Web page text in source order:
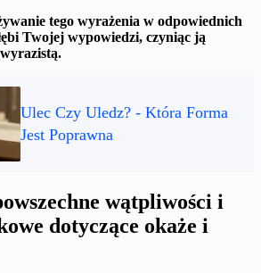
tego wyrażenia w odpowiednich
Twojej wypowiedzi, czyniąc ją
Ulec Czy Uledz? - Która Forma
Jest Poprawna
wątpliwości i
dotyczące okaże i